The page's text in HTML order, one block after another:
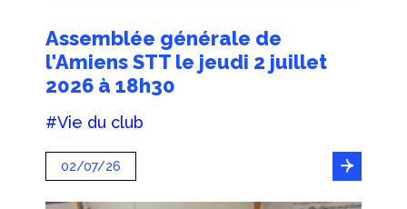
Assemblée générale de
l'Amiens STT le jeudi 2 juillet
2026 à 18h30
#Vie du club
02/07/26